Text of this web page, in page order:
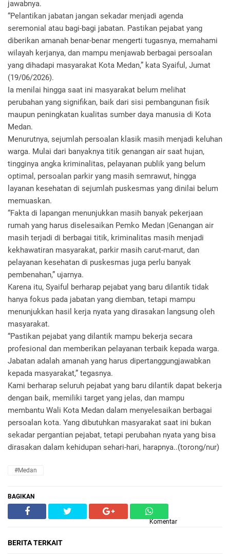
jawabnya.
“Pelantikan jabatan jangan sekadar menjadi agenda
seremonial atau bagi-bagi jabatan. Pastikan pejabat yang
diberikan amanah benar-benar mengerti tugasnya, memahami
wilayah kerjanya, dan mampu menjawab berbagai persoalan
yang dihadapi masyarakat Kota Medan,” kata Syaiful, Jumat
(19/06/2026).
Ia menilai hingga saat ini masyarakat belum melihat
perubahan yang signifikan, baik dari sisi pembangunan fisik
maupun peningkatan kualitas sumber daya manusia di Kota
Medan.
Menurutnya, sejumlah persoalan klasik masih menjadi keluhan
warga. Mulai dari banyaknya titik genangan air saat hujan,
tingginya angka kriminalitas, pelayanan publik yang belum
optimal, persoalan parkir yang masih semrawut, hingga
layanan kesehatan di sejumlah puskesmas yang dinilai belum
memuaskan.
“Fakta di lapangan menunjukkan masih banyak pekerjaan
rumah yang harus diselesaikan Pemko Medan |Genangan air
masih terjadi di berbagai titik, kriminalitas masih menjadi
kekhawatiran masyarakat, parkir masih carut-marut, dan
pelayanan kesehatan di puskesmas juga perlu banyak
pembenahan,” ujarnya.
Karena itu, Syaiful berharap pejabat yang baru dilantik tidak
hanya fokus pada jabatan yang diemban, tetapi mampu
menunjukkan hasil kerja nyata yang dirasakan langsung oleh
masyarakat.
“Pastikan pejabat yang dilantik mampu bekerja secara
profesional dan memberikan pelayanan terbaik kepada warga.
Jabatan adalah amanah yang harus dipertanggungjawabkan
kepada masyarakat,” tegasnya.
Kami berharap seluruh pejabat yang baru dilantik dapat bekerja
dengan baik, memiliki target yang jelas, dan mampu
membantu Wali Kota Medan dalam menyelesaikan berbagai
persoalan kota. Yang dibutuhkan masyarakat saat ini bukan
sekadar pergantian pejabat, tetapi perubahan nyata yang bisa
dirasakan dalam kehidupan sehari-hari, harapnya..(torong/nur)
#Medan
BAGIKAN
Komentar
BERITA TERKAIT